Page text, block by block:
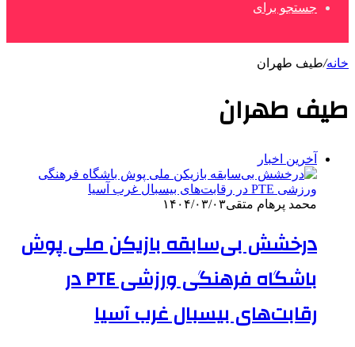
جستجو برای
خانه/طیف طهران
طیف طهران
آخرین اخبار
محمد پرهام متقی۱۴۰۴/۰۳/۰۳
درخشش بی‌سابقه بازیکن ملی پوش
باشگاه فرهنگی ورزشی PTE در
رقابت‌های بیسبال غرب آسیا